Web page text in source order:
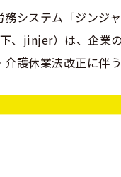
務システム「ジン
、jinjer）は、企業
護休業法改正に伴